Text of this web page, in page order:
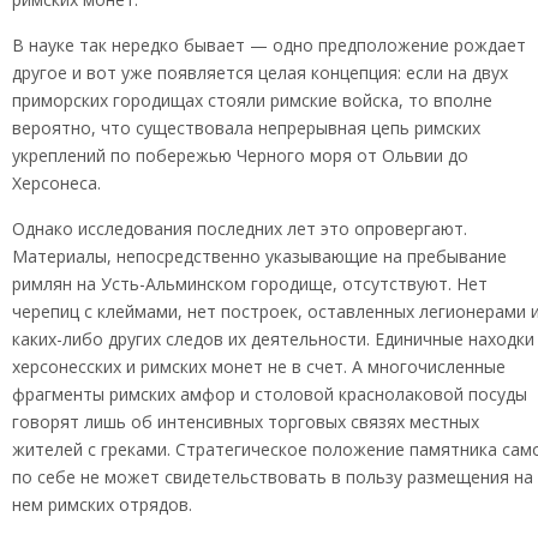
В науке так нередко бывает — одно предположение рождает
другое и вот уже появляется целая концепция: если на двух
приморских городищах стояли римские войска, то вполне
вероятно, что существовала непрерывная цепь римских
укреплений по побережью Черного моря от Ольвии до
Херсонеса.
Однако исследования последних лет это опровергают.
Материалы, непосредственно указывающие на пребывание
римлян на Усть-Альминском городище, отсутствуют. Нет
черепиц с клеймами, нет построек, оставленных легионерами
каких-либо других следов их деятельности. Единичные находки
херсонесских и римских монет не в счет. А многочисленные
фрагменты римских амфор и столовой краснолаковой посуды
говорят лишь об интенсивных торговых связях местных
жителей с греками. Стратегическое положение памятника
по себе не может свидетельствовать в пользу размещения на
нем римских отрядов.